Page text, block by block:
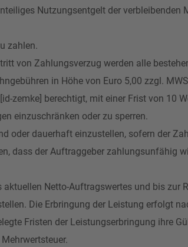
Nutzungsentgelt der verbleibenden
zahlen.
von Zahlungsverzug werden alle
in Höhe von Euro 5,00 zzgl.
zemke] berechtigt, mit einer Frist von 10
einzuschränken oder zu sperren.
oder dauerhaft einzustellen, sofern der
dass der Auftraggeber zahlungsunfähig
Netto-Auftragswertes und bis zur
Die Erbringung der Leistung erfolgt
Fristen der Leistungserbringung ihre